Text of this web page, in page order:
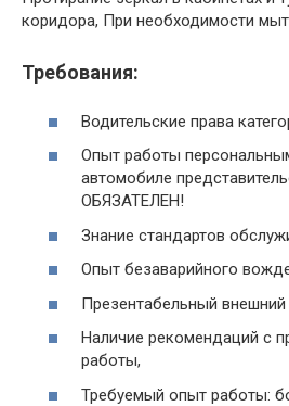
коридора, При необходимости
Требования:
Водительские права
Опыт работы
автомобиле
ОБЯЗАТЕЛЕН!
Знание стандартов
Опыт безаварийного
Презентабельный внешний
Наличие рекомендаций с
работы,
Требуемый опыт работы: